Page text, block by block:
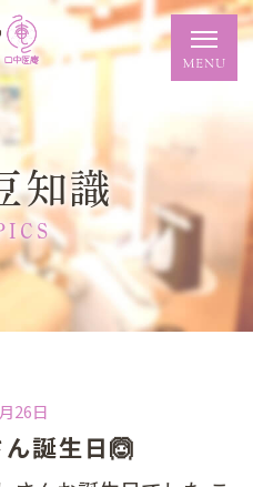
知識
26日
誕生日🙆